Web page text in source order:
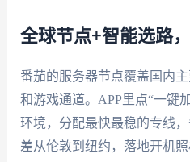
全球节点+智能选路
番茄的服务器节点覆盖国内
和游戏通道。APP里点“一键
环境，分配最快最稳的专线
差从伦敦到纽约，落地开机